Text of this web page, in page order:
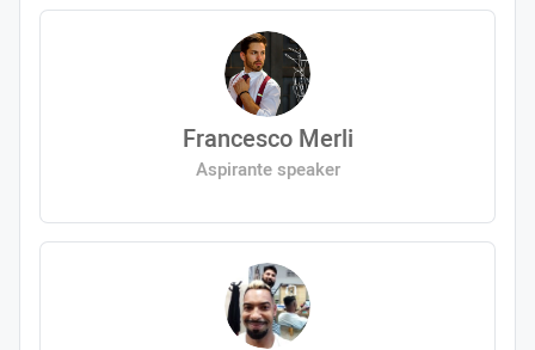
Francesco Merli
Aspirante speaker